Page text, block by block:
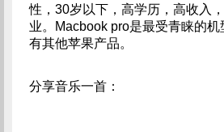
性，30岁以下，高学历，高收入
业。Macbook pro是最受青睐的
有其他苹果产品。
分享音乐一首：